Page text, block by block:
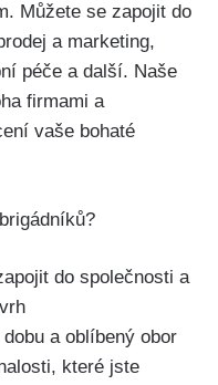
Můžete se zapojit do
a marketing,
péče a další. Naše
firmami a
vaše bohaté
do společnosti a
a oblíbený obor
které jste